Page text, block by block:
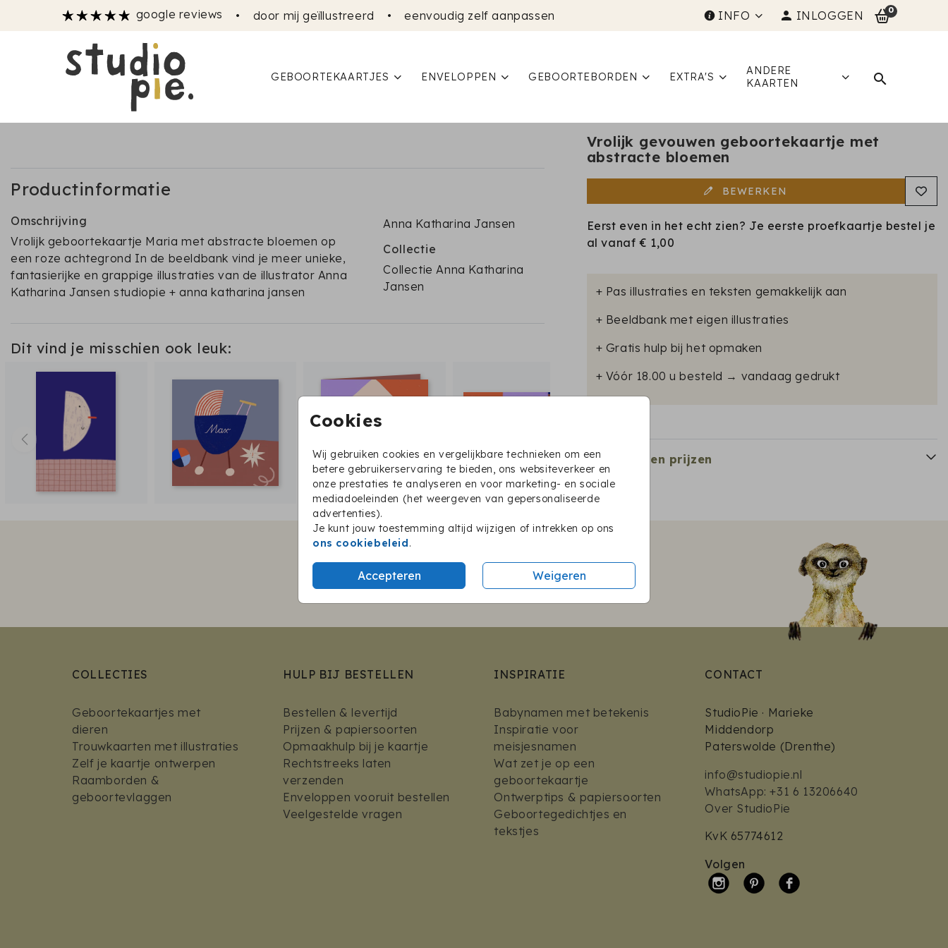
google reviews • door mij geïllustreerd • eenvoudig zelf aanpassen INFO INLOGGEN 0
GEBOORTEKAARTJES ENVELOPPEN GEBOORTEBORDEN EXTRA'S
ANDERE
KAARTEN
Cookies
Wij gebruiken cookies en vergelijkbare technieken om een
betere gebruikerservaring te bieden, ons websiteverkeer en
onze prestaties te analyseren en voor marketing- en sociale
mediadoeleinden (het weergeven van gepersonaliseerde
advertenties).
Je kunt jouw toestemming altijd wijzigen of intrekken op ons
ons cookiebeleid.
Accepteren Weigeren
Productinformatie
Omschrijving
Vrolijk geboortekaartje Maria met abstracte bloemen op
een roze achtegrond In de beeldbank vind je meer unieke,
fantasierijke en grappige illustraties van de illustrator Anna
Katharina Jansen studiopie + anna katharina jansen
Anna Katharina Jansen
Collectie
Collectie Anna Katharina
Jansen
Dit vind je misschien ook leuk:
Vrolijk gevouwen geboortekaartje met
abstracte bloemen
BEWERKEN
Eerst even in het echt zien? Je eerste proefkaartje bestel je
al vanaf € 1,00
+ Pas illustraties en teksten gemakkelijk aan
+ Beeldbank met eigen illustraties
+ Gratis hulp bij het opmaken
+ Vóór 18.00 u besteld → vandaag gedrukt
Formaten en prijzen
BESTEL EEN PROEFKAARTJE
COLLECTIES
Geboortekaartjes met
dieren
Trouwkaarten met illustraties
Zelf je kaartje ontwerpen
Raamborden &
geboortevlaggen
HULP BIJ BESTELLEN
Bestellen & levertijd
Prijzen & papiersoorten
Opmaakhulp bij je kaartje
Rechtstreeks laten
verzenden
Enveloppen vooruit bestellen
Veelgestelde vragen
INSPIRATIE
Babynamen met betekenis
Inspiratie voor
meisjesnamen
Wat zet je op een
geboortekaartje
Ontwerptips & papiersoorten
Geboortegedichtjes en
tekstjes
CONTACT
StudioPie · Marieke
Middendorp
Paterswolde (Drenthe)
info@studiopie.nl
WhatsApp: +31 6 13206640
Over StudioPie
KvK 65774612
Volgen